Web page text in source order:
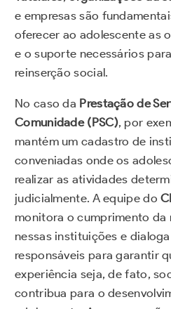
e empresas são
oferecer ao adolescente as
e o suporte necessários
reinserção social.
No caso da Prestação de
Comunidade (PSC), por
mantém um cadastro de
conveniadas onde os
realizar as atividades
judicialmente. A equipe do
monitora o cumprimento da
nessas instituições e
responsáveis para garantir
experiência seja, de fato,
contribua para o